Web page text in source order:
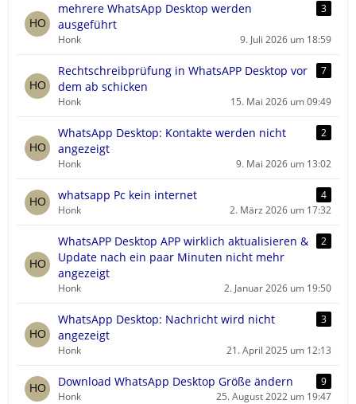
mehrere WhatsApp Desktop werden
ausgeführt
3
Honk 9. Juli 2026 um 18:59
Rechtschreibprüfung in WhatsAPP Desktop vor
dem ab schicken
7
Honk 15. Mai 2026 um 09:49
WhatsApp Desktop: Kontakte werden nicht
angezeigt
2
Honk 9. Mai 2026 um 13:02
whatsapp Pc kein internet
4
Honk
2. März 2026 um 17:32
WhatsAPP Desktop APP wirklich aktualisieren &
Update nach ein paar Minuten nicht mehr
angezeigt
2
Honk 2. Januar 2026 um 19:50
WhatsApp Desktop: Nachricht wird nicht
angezeigt
3
Honk 21. April 2025 um 12:13
Download WhatsApp Desktop Größe ändern
9
Honk
25. August 2022 um 19:47